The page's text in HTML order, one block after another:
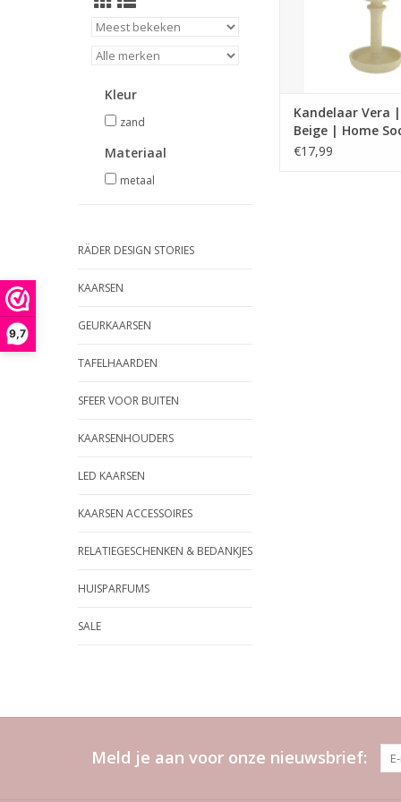
9,7
Kleur
zand
Materiaal
metaal
RÄDER DESIGN STORIES
KAARSEN
GEURKAARSEN
TAFELHAARDEN
SFEER VOOR BUITEN
KAARSENHOUDERS
LED KAARSEN
KAARSEN ACCESSOIRES
RELATIEGESCHENKEN & BEDANKJES
HUISPARFUMS
SALE
TOEVOEGEN AAN
Kandelaar Vera
Beige | Home
€17,99
Meld je aan voor onze nieuwsbrief: